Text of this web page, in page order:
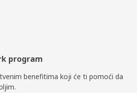
program
benefitima koji će ti pomoći da